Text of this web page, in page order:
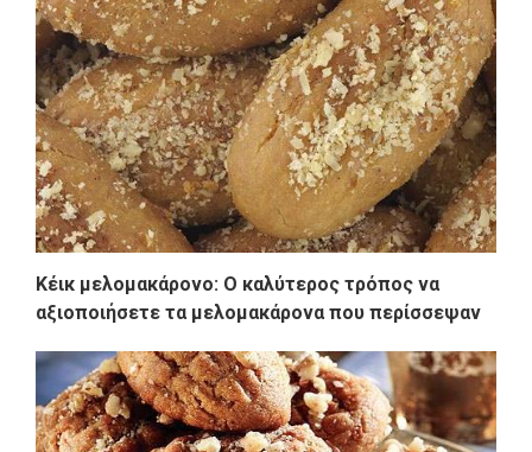
Κέικ μελομακάρονο: O καλύτερος τρόπος να
αξιοποιήσετε τα μελομακάρονα που περίσσεψαν